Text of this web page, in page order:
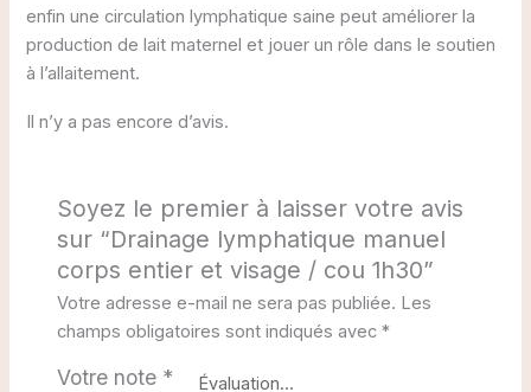
enfin une circulation lymphatique saine peut améliorer la
production de lait maternel et jouer un rôle dans le soutien
à l’allaitement.
Il n’y a pas encore d’avis.
Soyez le premier à laisser votre avis
sur “Drainage lymphatique manuel
corps entier et visage / cou 1h30”
Votre adresse e-mail ne sera pas publiée. Les
champs obligatoires sont indiqués avec *
Votre note *